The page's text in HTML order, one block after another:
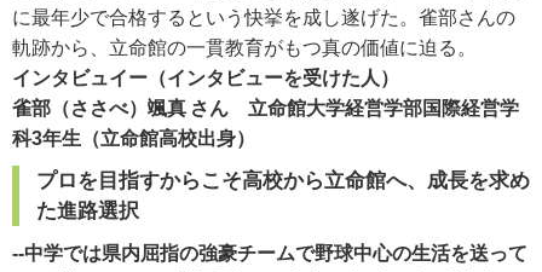
に最年少で合格するという快挙を成し遂げた。雀部さんの
軌跡から、立命館の一貫教育がもつ真の価値に迫る。
インタビュイー（インタビューを受けた人）
雀部（ささべ）颯真 さん 立命館大学経営学部国際経営学
科3年生（立命館高校出身）
プロを目指すからこそ高校から立命館へ、成長を求め
た進路選択
--中学では県内屈指の強豪チームで野球中心の生活を送って